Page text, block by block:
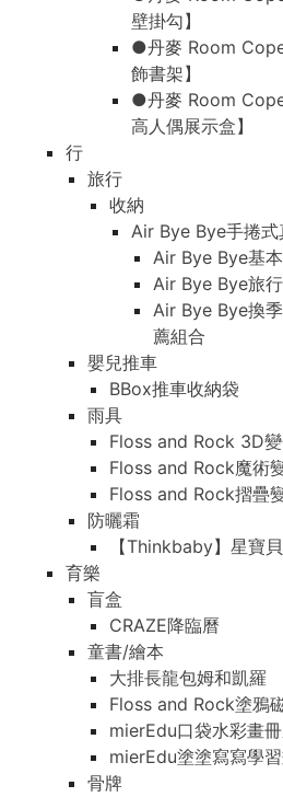
壁掛勾】
●丹麥 Room
飾書架】
●丹麥 Room
高人偶展示盒】
行
旅行
收納
Air Bye Bye手捲式
Air Bye Bye基
Air Bye Bye旅
Air Bye Bye換
薦組合
嬰兒推車
BBox推車收納袋
雨具
Floss and Rock 3D
Floss and Rock魔術
Floss and Rock摺疊
防曬霜
【Thinkbaby】星寶
育樂
盲盒
CRAZE降臨曆
童書/繪本
大排長龍包姆和凱羅
Floss and Rock塗鴉
mierEdu口袋水彩畫
mierEdu塗塗寫寫學
骨牌